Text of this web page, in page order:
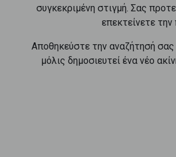
συγκεκριμένη στιγμή. Σας
επεκτείνετε
Αποθηκεύστε την αναζήτησή
μόλις δημοσιευτεί ένα νέο